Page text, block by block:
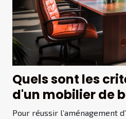
Quels sont les
d'un mobilier de
d'occasion ?
Pour réussir l’aménagement